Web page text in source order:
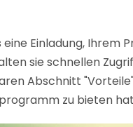
Einladung, Ihrem
sie schnellen
Abschnitt
zu bieten